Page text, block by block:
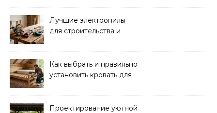
Лучшие электропилы
для строительства и
Как выбрать и правильно
установить кровать для
Проектирование уютной